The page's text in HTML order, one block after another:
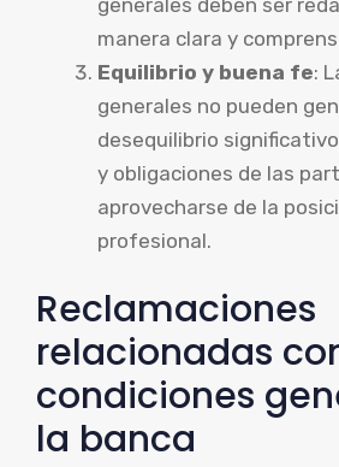
manera clara y
Equilibrio y buena fe:
generales no pueden
desequilibrio
y obligaciones de las
aprovecharse de la
profesional.
Reclamaciones
relacionadas
condiciones
la banca